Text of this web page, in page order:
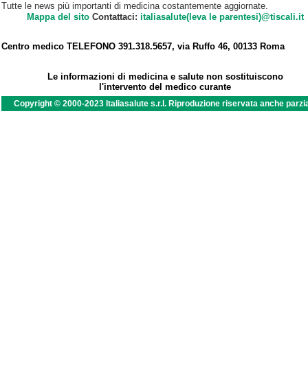
Tutte le news più importanti di medicina costantemente aggiornate.
Mappa del sitoContattaci: italiasalute(leva le parentesi)@tiscali.it
Centro medico TELEFONO 391.318.5657, via Ruffo 46, 00133 Roma
Le informazioni di medicina e salute non sostituiscono
l'intervento del medico curante
Copyright © 2000-2023 Italiasalute s.r.l. Riproduzione riservata anche